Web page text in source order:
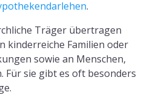
.
Träger übertragen
kinderreiche Familien oder
sowie an Menschen,
Für sie gibt es oft besonders